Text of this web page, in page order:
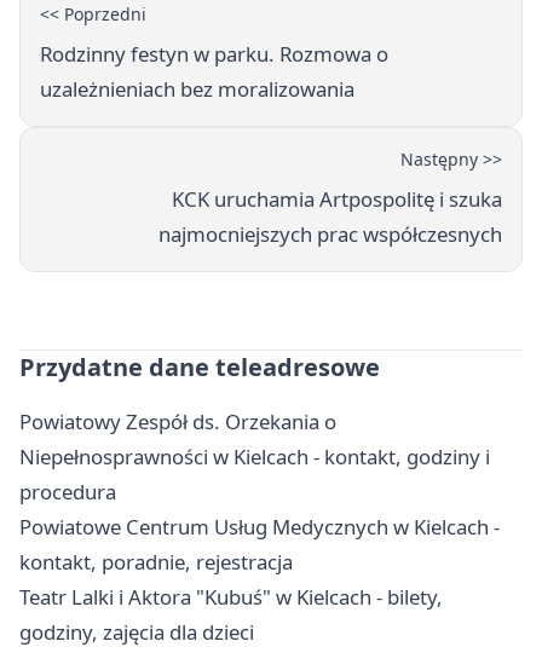
<< Poprzedni
Rodzinny festyn w parku. Rozmowa o
uzależnieniach bez moralizowania
Następny >>
KCK uruchamia Artpospolitę i szuka
najmocniejszych prac współczesnych
Przydatne dane teleadresowe
Powiatowy Zespół ds. Orzekania o
Niepełnosprawności w Kielcach - kontakt, godziny i
procedura
Powiatowe Centrum Usług Medycznych w Kielcach -
kontakt, poradnie, rejestracja
Teatr Lalki i Aktora "Kubuś" w Kielcach - bilety,
godziny, zajęcia dla dzieci